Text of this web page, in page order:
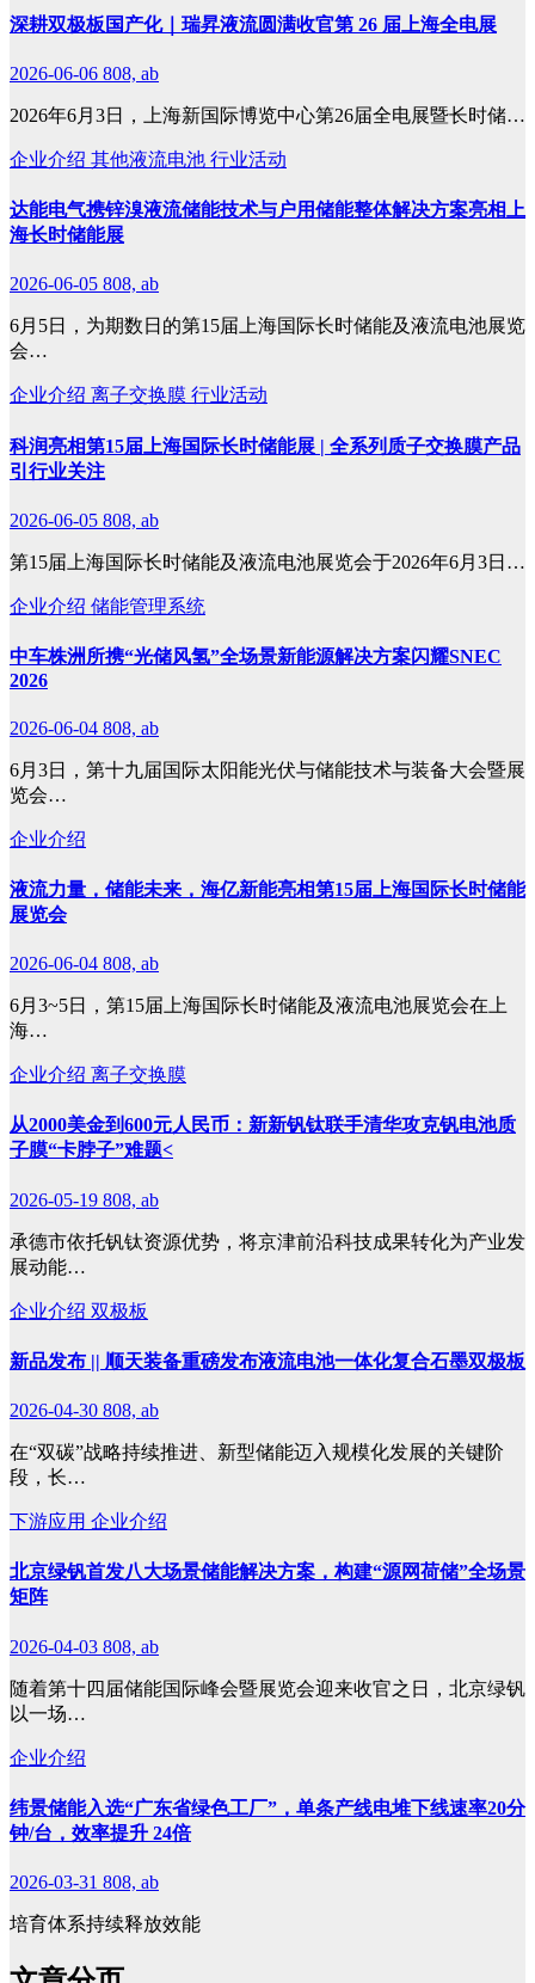
深耕双极板国产化｜瑞昇液流圆满收官第 26 届上海全电展
2026-06-06 808, ab
2026年6月3日，上海新国际博览中心第26届全电展暨长时储…
企业介绍 其他液流电池 行业活动
达能电气携锌溴液流储能技术与户用储能整体解决方案亮相上
海长时储能展
2026-06-05 808, ab
6月5日，为期数日的第15届上海国际长时储能及液流电池展览
会…
企业介绍 离子交换膜 行业活动
科润亮相第15届上海国际长时储能展 | 全系列质子交换膜产品
引行业关注
2026-06-05 808, ab
第15届上海国际长时储能及液流电池展览会于2026年6月3日…
企业介绍 储能管理系统
中车株洲所携“光储风氢”全场景新能源解决方案闪耀SNEC
2026
2026-06-04 808, ab
6月3日，第十九届国际太阳能光伏与储能技术与装备大会暨展
览会…
企业介绍
液流力量，储能未来，海亿新能亮相第15届上海国际长时储能
展览会
2026-06-04 808, ab
6月3~5日，第15届上海国际长时储能及液流电池展览会在上
海…
企业介绍 离子交换膜
从2000美金到600元人民币：新新钒钛联手清华攻克钒电池质
子膜“卡脖子”难题<
2026-05-19 808, ab
承德市依托钒钛资源优势，将京津前沿科技成果转化为产业发
展动能…
企业介绍 双极板
新品发布 || 顺天装备重磅发布液流电池一体化复合石墨双极板
2026-04-30 808, ab
在“双碳”战略持续推进、新型储能迈入规模化发展的关键阶
段，长…
下游应用 企业介绍
北京绿钒首发八大场景储能解决方案，构建“源网荷储”全场景
矩阵
2026-04-03 808, ab
随着第十四届储能国际峰会暨展览会迎来收官之日，北京绿钒
以一场…
企业介绍
纬景储能入选“广东省绿色工厂”，单条产线电堆下线速率20分
钟/台，效率提升 24倍
2026-03-31 808, ab
培育体系持续释放效能